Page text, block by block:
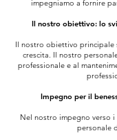
impegniamo a fornire
Il nostro obiettivo: lo
Il nostro obiettivo
crescita. Il nostro
professionale e al
Impegno per il
Nel nostro impegno verso
personale